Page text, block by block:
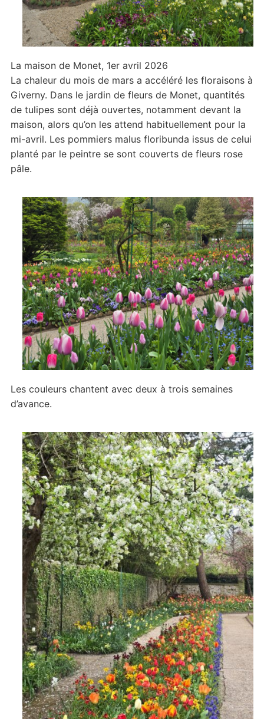
La maison de Monet, 1er avril 2026
La chaleur du mois de mars a accéléré les floraisons à
Giverny. Dans le jardin de fleurs de Monet, quantités
de tulipes sont déjà ouvertes, notamment devant la
maison, alors qu’on les attend habituellement pour la
mi-avril. Les pommiers malus floribunda issus de celui
planté par le peintre se sont couverts de fleurs rose
pâle.
Les couleurs chantent avec deux à trois semaines
d’avance.